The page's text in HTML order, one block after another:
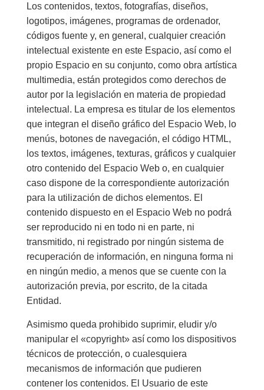
Los contenidos, textos, fotografías, diseños,
logotipos, imágenes, programas de ordenador,
códigos fuente y, en general, cualquier creación
intelectual existente en este Espacio, así como el
propio Espacio en su conjunto, como obra artística
multimedia, están protegidos como derechos de
autor por la legislación en materia de propiedad
intelectual. La empresa es titular de los elementos
que integran el diseño gráfico del Espacio Web, lo
menús, botones de navegación, el código HTML,
los textos, imágenes, texturas, gráficos y cualquier
otro contenido del Espacio Web o, en cualquier
caso dispone de la correspondiente autorización
para la utilización de dichos elementos. El
contenido dispuesto en el Espacio Web no podrá
ser reproducido ni en todo ni en parte, ni
transmitido, ni registrado por ningún sistema de
recuperación de información, en ninguna forma ni
en ningún medio, a menos que se cuente con la
autorización previa, por escrito, de la citada
Entidad.
Asimismo queda prohibido suprimir, eludir y/o
manipular el «copyright» así como los dispositivos
técnicos de protección, o cualesquiera
mecanismos de información que pudieren
contener los contenidos. El Usuario de este